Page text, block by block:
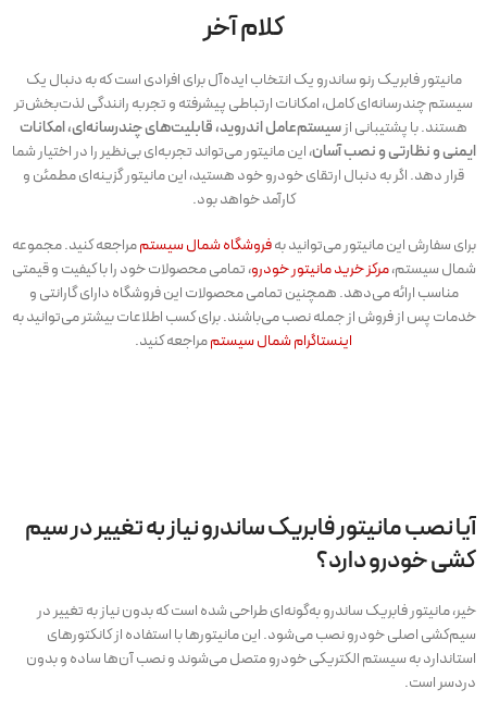
کلام آخر
مانیتور فابریک رنو ساندرو یک انتخاب ایده‌آل برای افرادی است که به دنبال یک
سیستم چندرسانه‌ای کامل، امکانات ارتباطی پیشرفته و تجربه رانندگی لذت‌بخش‌تر
هستند. با پشتیبانی ازسیستم‌عامل اندروید، قابلیت‌های چندرسانه‌ای، امکانات
ایمنی و نظارتی و نصب آسان، این مانیتور می‌تواند تجربه‌ای بی‌نظیر را در اختیار شما
قرار دهد. اگر به دنبال ارتقای خودرو خود هستید، این مانیتور گزینه‌ای مطمئن و
کارآمد خواهد بود.
برای سفارش این مانیتور می‌توانید بهفروشگاه شمال سیستممراجعه کنید. مجموعه
شمال سیستم،مرکز خرید مانیتور خودرو، تمامی محصولات خود را با کیفیت و قیمتی
مناسب ارائه می‌دهد. همچنین تمامی محصولات این فروشگاه دارای گارانتی و
خدمات پس از فروش از جمله نصب می‌باشند. برای کسب اطلاعات بیشتر می‌توانید به
اینستاگرام شمال سیستممراجعه کنید.
آیا نصب مانیتور فابریک ساندرو نیاز به تغییر در سیم‌
کشی خودرو دارد؟
خیر، مانیتور فابریک ساندرو به‌گونه‌ای طراحی شده است که بدون نیاز به تغییر در
سیم‌کشی اصلی خودرو نصب می‌شود. این مانیتورها با استفاده از کانکتورهای
استاندارد به سیستم الکتریکی خودرو متصل می‌شوند و نصب آن‌ها ساده و بدون
دردسر است.